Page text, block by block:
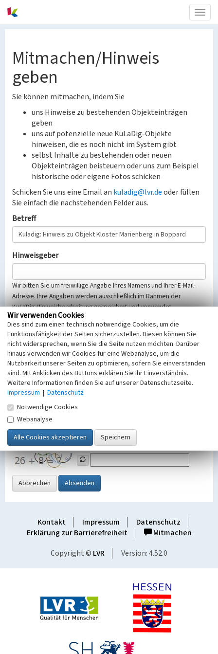
Mitmachen/Hinweis
geben
Sie können mitmachen, indem Sie
uns Hinweise zu bestehenden Objekteinträgen
geben
uns auf potenzielle neue KuLaDig-Objekte
hinweisen, die es noch nicht im System gibt
selbst Inhalte zu bestehenden oder neuen
Objekteinträgen beisteuern oder uns zum Beispiel
historische oder eigene Fotos schicken
Schicken Sie uns eine Email an kuladig@lvr.deoder füllen
Sie einfach die nachstehenden Felder aus.
Betreff
Hinweisgeber
Wir bitten Sie um freiwillige Angabe Ihres Namens und Ihrer E-Mail-
Adresse. Ihre Angaben werden ausschließlich im Rahmen der
KuLaDig-Hinweisbearbeitung gespeichert und verwendet.
Selbstverständlich werden diese entsprechend der Vorschriften des
Telemediengesetzes, des Datenschutzgesetzes NRW und der seit
dem 25.05.2018 gültigen Europäischen Datenschutzgrundverordnung
(EU-DSGVO) vertraulich behandelt, beachten Sie bitte unsere
Hinweise zumDatenschutz
Nachricht
SicherheitsabfrageTragen Sie unten das Rechenergebnis aus der
Grafik ein
Abbrechen Absenden
Kontakt Impressum
Datenschutz
Erklärung zur Barrierefreiheit
Mitmachen
Copyright © LVR Version: 4.52.0
Wir verwenden Cookies
Dies sind zum einen technisch notwendige Cookies, um die
Funktionsfähigkeit der Seiten sicherzustellen. Diesen können Sie
nicht widersprechen, wenn Sie die Seite nutzen möchten. Darüber
hinaus verwenden wir Cookies für eine Webanalyse, um die
Nutzbarkeit unserer Seiten zu optimieren, sofern Sie einverstanden
sind. Mit Anklicken des Buttons erklären Sie Ihr Einverständnis.
Weitere Informationen finden Sie auf unserer Datenschutzseite.
Impressum | Datenschutz
Notwendige Cookies
Webanalyse